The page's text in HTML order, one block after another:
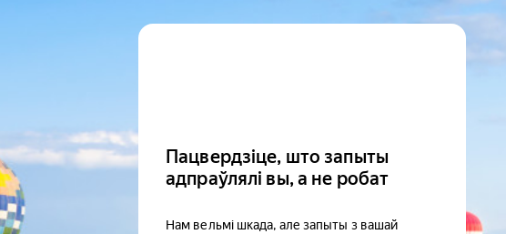
Пацвердзіце, што запыты
адпраўлялі вы, а не робат
Нам вельмі шкада, але запыты з вашай